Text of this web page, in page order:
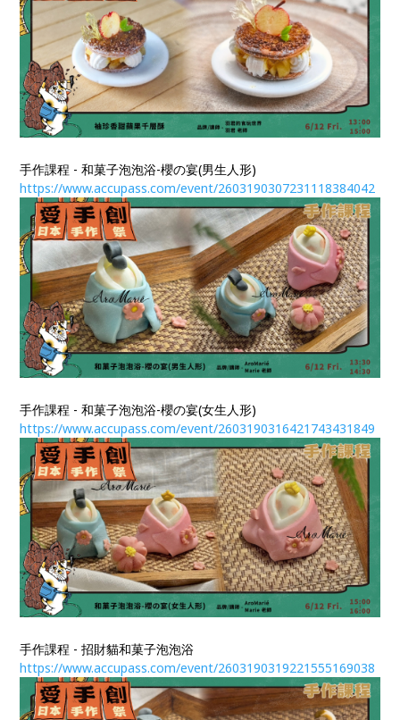
手作課程 - 和菓子泡泡浴-櫻の宴(男生人形)
https://www.accupass.com/event/2603190307231118384042​​​​​​​
手作課程 - 和菓子泡泡浴-櫻の宴(女生人形)
https://www.accupass.com/event/2603190316421743431849​​​​​​​
手作課程 - 招財貓和菓子泡泡浴
https://www.accupass.com/event/2603190319221555169038​​​​​​​